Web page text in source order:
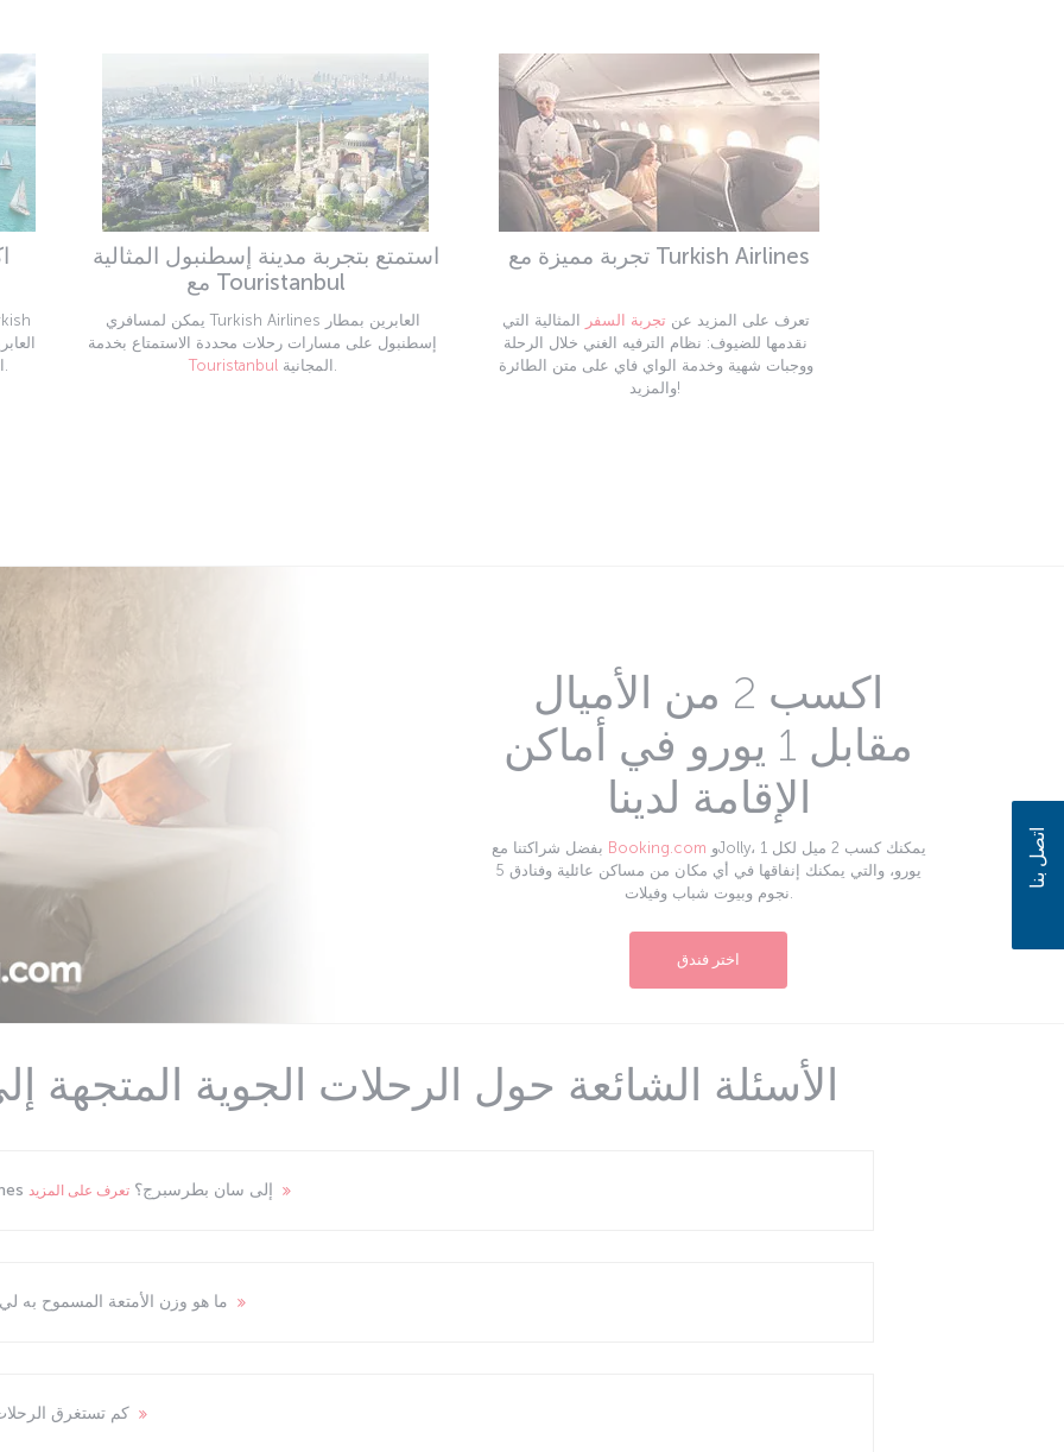
استمتع بتجربة مدينة إسطنبول المثالية
مع Touristanbul
يمكن لمسافري Turkish Airlines العابرين بمطار
إسطنبول على مسارات رحلات محددة الاستمتاع بخدمة
Touristanbul
تجربة مميزة مع Turkish Airlines
تعرف على المزيد عن تجربة السفر المثالية التي
نقدمها للضيوف: نظام الترفيه الغني خلال الرحلة
ووجبات شهية وخدمة الواي فاي على متن الطائرة
والمزيد!
اكسب 2 من الأميال
مقابل 1 يورو في أماكن
الإقامة لدينا
Booking.com
يورو، والتي يمكنك إنفاقها في أي مكان من مساكن عائلية وفنادق 5
نجوم وبيوت شباب وفيلات.
اختر فندق
الأسئلة الشائعة حول الرحلات الجوية
ما هو المطار الذي يخدم رحلات Turkish Airlines إلى سان بطرسبرج؟
ما هو وزن الأمتعة المسموح
كم تستغرق
اتصل بنا